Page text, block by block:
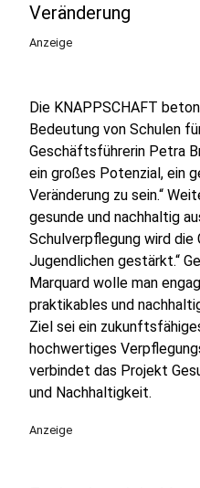
Veränderung
Anzeige
Die KNAPPSCHAFT
Bedeutung von Schulen
Geschäftsführerin Petra
ein großes Potenzial, ein
Veränderung zu sein.“
gesunde und nachhaltig
Schulverpflegung wird die
Jugendlichen gestärkt.“
Marquard wolle man
praktikables und
Ziel sei ein
hochwertiges
verbindet das Projekt
und Nachhaltigkeit.
Anzeige